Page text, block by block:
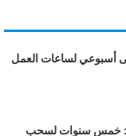
أسبوعي لساعات العمل
خمس سنوات لسحب